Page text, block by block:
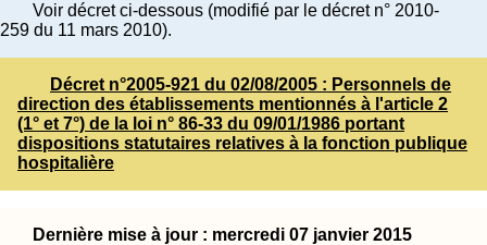
Voir décret ci-dessous (modifié par le décret n° 2010-
259 du 11 mars 2010).
Décret n°2005-921 du 02/08/2005 : Personnels de
direction des établissements mentionnés à l'article 2
(1° et 7°) de la loi n° 86-33 du 09/01/1986 portant
dispositions statutaires relatives à la fonction publique
hospitalière
Dernière mise à jour : mercredi 07 janvier 2015